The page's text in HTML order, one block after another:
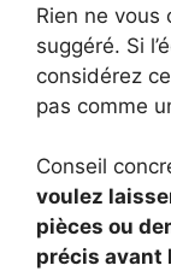
Rien ne vous
suggéré. Si
considérez
pas comme
Conseil
voulez
pièces ou
précis avant